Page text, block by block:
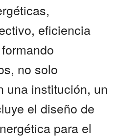
eficiencia
no solo
una institución, un
el diseño de
para el